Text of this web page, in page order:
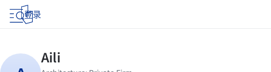
登录